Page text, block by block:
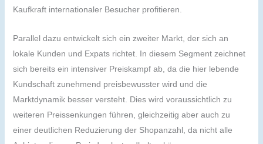
Kaufkraft internationaler Besucher profitieren.
Parallel dazu entwickelt sich ein zweiter Markt, der sich an
lokale Kunden und Expats richtet. In diesem Segment zeichnet
sich bereits ein intensiver Preiskampf ab, da die hier lebende
Kundschaft zunehmend preisbewusster wird und die
Marktdynamik besser versteht. Dies wird voraussichtlich zu
weiteren Preissenkungen führen, gleichzeitig aber auch zu
einer deutlichen Reduzierung der Shopanzahl, da nicht alle